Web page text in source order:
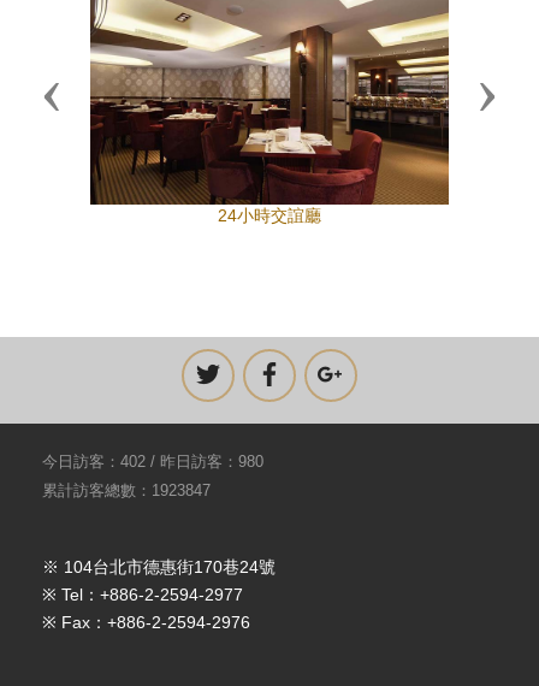
24小時交誼廳
Previous Next
今日訪客：402 / 昨日訪客：980
累計訪客總數：1923847
※ 104台北市德惠街170巷24號
※ Tel：+886-2-2594-2977
※ Fax：+886-2-2594-2976